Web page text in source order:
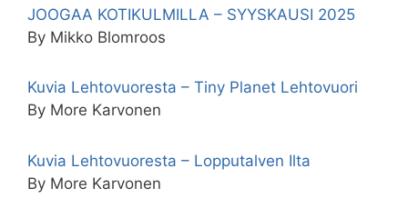
JOOGAA KOTIKULMILLA – SYYSKAUSI 2025
By Mikko Blomroos
Kuvia Lehtovuoresta – Tiny Planet Lehtovuori
By More Karvonen
Kuvia Lehtovuoresta – Lopputalven Ilta
By More Karvonen